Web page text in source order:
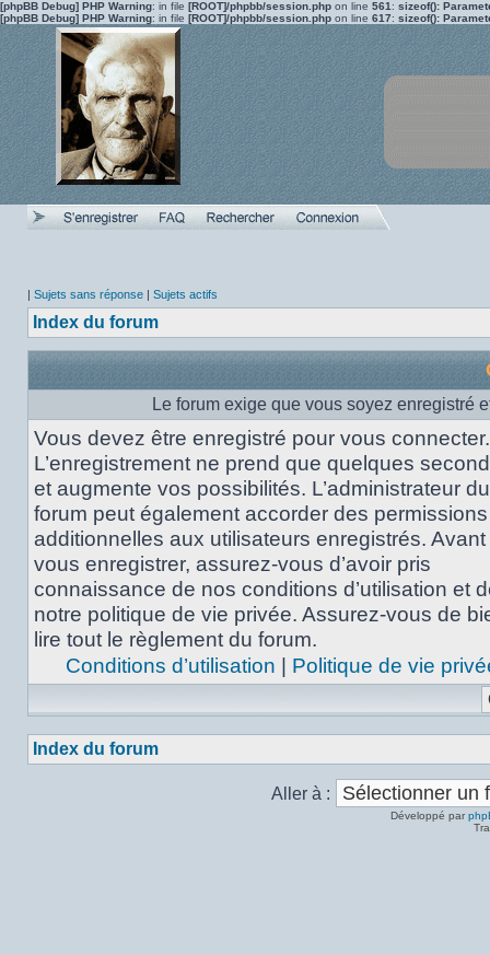
[phpBB Debug] PHP Warning: in file [ROOT]/phpbb/session.php on line 561 : sizeof():
[phpBB Debug] PHP Warning: in file [ROOT]/phpbb/session.php on line 617: sizeof():
| Sujets sans réponse | Sujets actifs
Index du forum
Le forum exige que vous soyez enregistré
Vous devez être enregistré pour vous connecter.
L’enregistrement ne prend que quelques
et augmente vos possibilités. L’administrateur du
forum peut également accorder des permissions
additionnelles aux utilisateurs enregistrés.
vous enregistrer, assurez-vous d’avoir pris
connaissance de nos conditions d’utilisation et
notre politique de vie privée. Assurez-vous de
lire tout le règlement du forum.
Conditions d’utilisation | Politique de vie
Index du forum
Aller à :
Développé par